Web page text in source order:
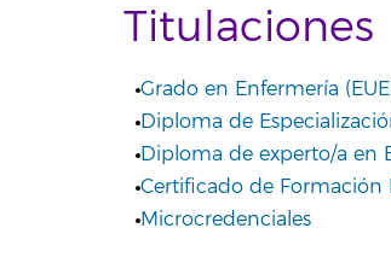
Titulaciones
Grado en Enfermería
Diploma de
Diploma de experto/a en
Certificado de Formación
Microcredenciales